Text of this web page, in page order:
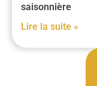
saisonnière
Lire la suite »